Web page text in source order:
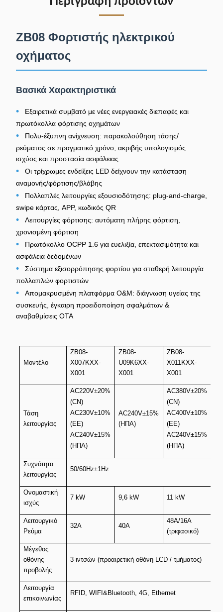
ZB08 Φορτιστής ηλεκτρικού
οχήματος
Βασικά Χαρακτηριστικά
•
Εξαιρετικά συμβατό με νέες ενεργειακές διεπαφές και
πρωτόκολλα φόρτισης οχημάτων
•
Πολυ-έξυπνη ανίχνευση: παρακολούθηση τάσης/
ρεύματος σε πραγματικό χρόνο, ακριβής υπολογισμός
ισχύος και προστασία ασφάλειας
•
Οι τρίχρωμες ενδείξεις LED δείχνουν την κατάσταση
αναμονής/φόρτισης/βλάβης
•
Πολλαπλές λειτουργίες εξουσιοδότησης: plug-and-charge,
swipe κάρτας, APP, κωδικός QR
•
Λειτουργίες φόρτισης: αυτόματη πλήρης φόρτιση,
χρονισμένη φόρτιση
•
Πρωτόκολλο OCPP 1.6 για ευελιξία, επεκτασιμότητα και
ασφάλεια δεδομένων
•
Σύστημα εξισορρόπησης φορτίου για σταθερή λειτουργία
πολλαπλών φορτιστών
•
Απομακρυσμένη πλατφόρμα O&M: διάγνωση υγείας της
συσκευής, έγκαιρη προειδοποίηση σφαλμάτων &
αναβαθμίσεις OTA
Μοντέλο
ZB08-
X007KXX-
X001
ZB08-
U09K6XX-
X001
ZB08-
X011KXX-
X001
Τάση
λειτουργίας
AC220V±20%
(CN)
AC230V±10%
(ΕΕ)
AC240V±15%
(ΗΠΑ)
AC240V±15%
(ΗΠΑ)
AC380V±20%
(CN)
AC400V±10%
(ΕΕ)
AC240V±15%
(ΗΠΑ)
Συχνότητα
λειτουργίας
50/60Hz±1Hz
Ονομαστική
ισχύς
7 kW 9,6 kW 11 kW
Λειτουργικό
Ρεύμα
32Α 40Α
48A/16A
(τριφασικό)
Μέγεθος
οθόνης
προβολής
3 ιντσών (προαιρετική οθόνη LCD / τμήματος)
Λειτουργία
επικοινωνίας
RFID, WIFI&Bluetooth, 4G, Ethernet